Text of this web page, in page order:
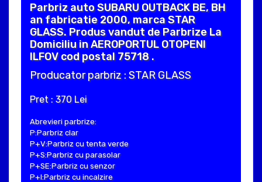
Parbriz auto SUBARU OUTBACK BE, BH
an fabricatie 2000, marca STAR
GLASS. Produs vandut de Parbrize La
Domiciliu in AEROPORTUL OTOPENI
ILFOV cod postal 75718 .
Producator parbriz : STAR GLASS
Pret : 370 Lei
Abrevieri parbrize:
P:Parbriz clar
P+V:Parbriz cu tenta verde
P+S:Parbriz cu parasolar
P+SE:Parbriz cu senzor
P+I:Parbriz cu incalzire